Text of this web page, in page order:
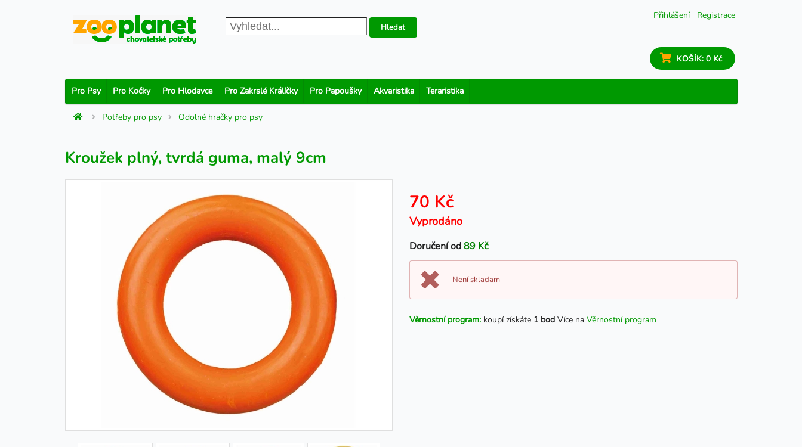
Přihlášení Registrace
Hledat
KOŠÍK: 0 Kč
Pro Psy Pro Kočky Pro Hlodavce Pro Zakrslé Králíčky Pro Papoušky Akvaristika Teraristika
Potřeby pro psy Odolné hračky pro psy
Kroužek plný, tvrdá guma, malý 9cm
70 Kč
Vyprodáno
Doručení od89 Kč
Není skladam
Věrnostní program: koupí získáte 1 bod Více na Věrnostní program